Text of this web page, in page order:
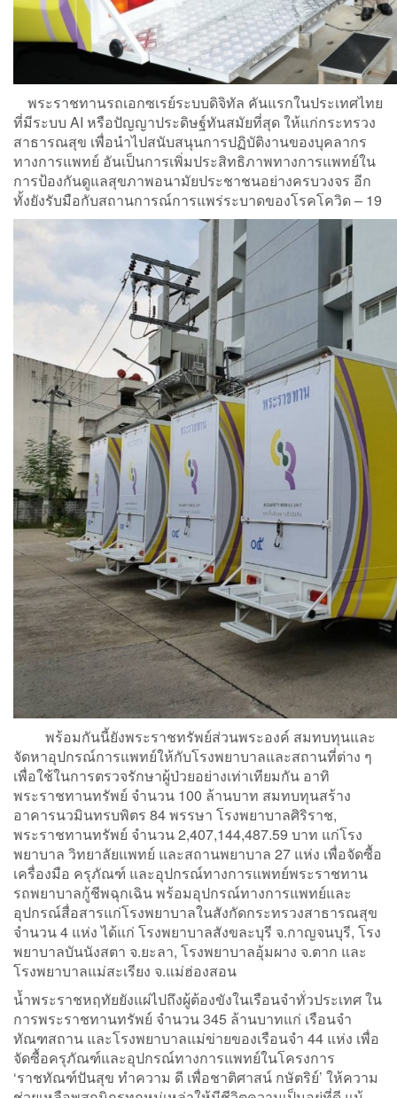
พระราชทานรถเอกซเรย์ระบบดิจิทัล คันแรกในประเทศไทย
ที่มีระบบ AI หรือปัญญาประดิษฐ์ทันสมัยที่สุด ให้แก่กระทรวง
สาธารณสุข เพื่อนำไปสนับสนุนการปฏิบัติงานของบุคลากร
ทางการแพทย์ อันเป็นการเพิ่มประสิทธิภาพทางการแพทย์ใน
การป้องกันดูแลสุขภาพอนามัยประชาชนอย่างครบวงจร อีก
ทั้งยังรับมือกับสถานการณ์การแพร่ระบาดของโรคโควิด – 19
พร้อมกันนี้ยังพระราชทรัพย์ส่วนพระองค์ สมทบทุนและ
จัดหาอุปกรณ์การแพทย์ให้กับโรงพยาบาลและสถานที่ต่าง ๆ
เพื่อใช้ในการตรวจรักษาผู้ป่วยอย่างเท่าเทียมกัน อาทิ
พระราชทานทรัพย์ จำนวน 100 ล้านบาท สมทบทุนสร้าง
อาคารนวมินทรบพิตร 84 พรรษา โรงพยาบาลศิริราช,
พระราชทานทรัพย์ จำนวน 2,407,144,487.59 บาท แก่โรง
พยาบาล วิทยาลัยแพทย์ และสถานพยาบาล 27 แห่ง เพื่อจัดซื้อ
เครื่องมือ ครุภัณฑ์ และอุปกรณ์ทางการแพทย์พระราชทาน
รถพยาบาลกู้ชีพฉุกเฉิน พร้อมอุปกรณ์ทางการแพทย์และ
อุปกรณ์สื่อสารแก่โรงพยาบาลในสังกัดกระทรวงสาธารณสุข
จำนวน 4 แห่ง ได้แก่ โรงพยาบาลสังขละบุรี จ.กาญจนบุรี, โรง
พยาบาลบันนังสตา จ.ยะลา, โรงพยาบาลอุ้มผาง จ.ตาก และ
โรงพยาบาลแม่สะเรียง จ.แม่ฮ่องสอน
น้ำพระราชหฤทัยยังแผ่ไปถึงผู้ต้องขังในเรือนจำทั่วประเทศ ใน
การพระราชทานทรัพย์ จำนวน 345 ล้านบาทแก่ เรือนจำ
ทัณฑสถาน และโรงพยาบาลแม่ข่ายของเรือนจำ 44 แห่ง เพื่อ
จัดซื้อครุภัณฑ์และอุปกรณ์ทางการแพทย์ในโครงการ
‘ราชทัณฑ์ปันสุข ทำความ ดี เพื่อชาติศาสน์ กษัตริย์’ ให้ความ